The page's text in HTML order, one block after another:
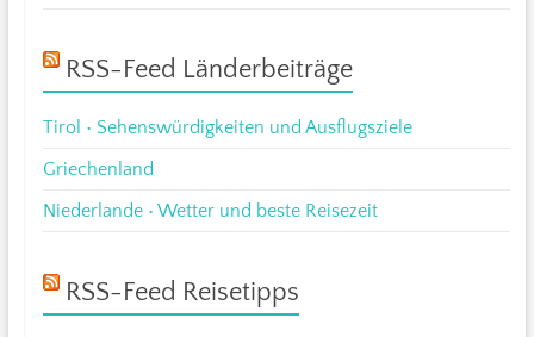
RSS-Feed Länderbeiträge
Tirol • Sehenswürdigkeiten und Ausflugsziele
Griechenland
Niederlande • Wetter und beste Reisezeit
RSS-Feed Reisetipps